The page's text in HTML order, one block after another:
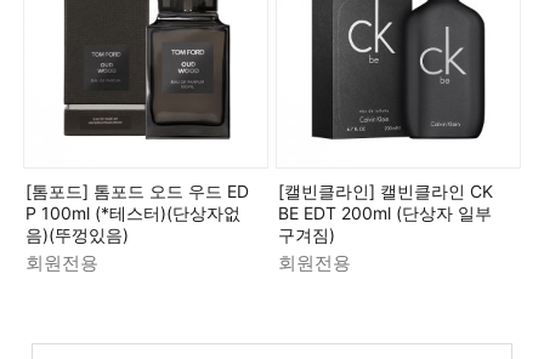
[톰포드] 톰포드 오드 우드 ED
P 100ml (*테스터)(단상자없
음)(뚜껑있음)
회원전용
[캘빈클라인] 캘빈클라인 CK
BE EDT 200ml (단상자 일부
구겨짐)
회원전용